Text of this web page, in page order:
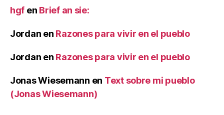
hgf en Brief an sie:
Jordan en Razones para vivir en el pueblo
Jordan en Razones para vivir en el pueblo
Jonas Wiesemann en Text sobre mi pueblo
(Jonas Wiesemann)